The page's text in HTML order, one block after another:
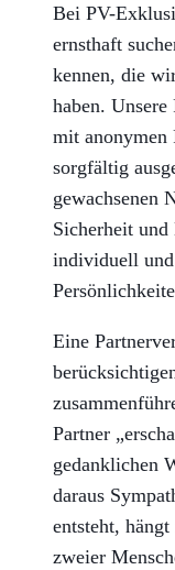
Bei PV-
ernsthaft
kennen, die
haben.
mit
sorgfältig
gewachsenen
Sicherheit
individuell
Eine
Partner
gedanklichen
daraus
entsteht,
zweier